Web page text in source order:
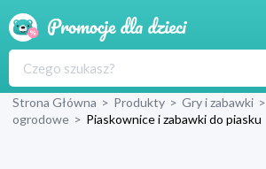
Produkty
Strona Główna > Produkty > Gry i zabawki >
ogrodowe > Piaskownice i zabawki do piasku